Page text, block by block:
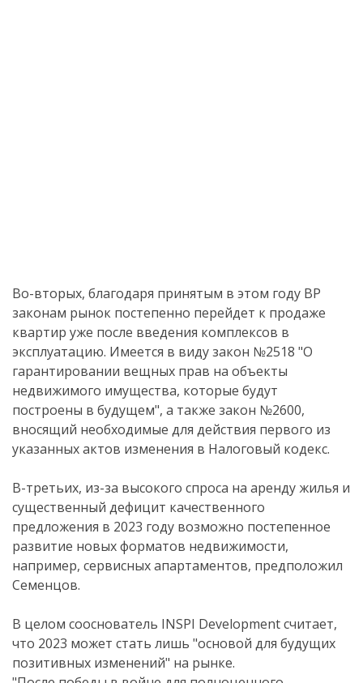
Во-вторых, благодаря принятым в этом году ВР
законам рынок постепенно перейдет к продаже
квартир уже после введения комплексов в
эксплуатацию. Имеется в виду закон №2518 "О
гарантировании вещных прав на объекты
недвижимого имущества, которые будут
построены в будущем", а также закон №2600,
вносящий необходимые для действия первого из
указанных актов изменения в Налоговый кодекс.
В-третьих, из-за высокого спроса на аренду жилья и
существенный дефицит качественного
предложения в 2023 году возможно постепенное
развитие новых форматов недвижимости,
например, сервисных апартаментов, предположил
Семенцов.
В целом сооснователь INSPI Development считает,
что 2023 может стать лишь "основой для будущих
позитивных изменений" на рынке.